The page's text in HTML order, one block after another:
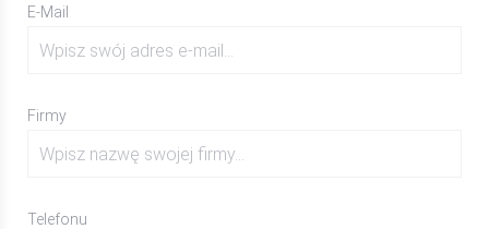
E-Mail
Firmy
Telefonu